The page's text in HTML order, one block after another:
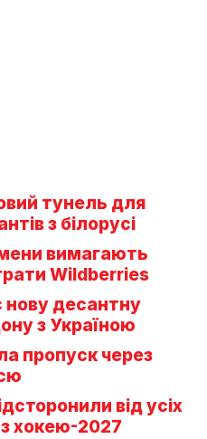
тунель для
з білорусі
вимагають
Wildberries
нову десантну
з Україною
пропуск через
від усіх
з хокею-2027